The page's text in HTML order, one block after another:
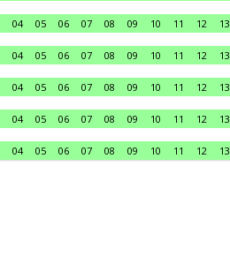
04 05 06 07 08 09 10 11 12 13
04 05 06 07 08 09 10 11 12 13
04 05 06 07 08 09 10 11 12 13
04 05 06 07 08 09 10 11 12 13
04 05 06 07 08 09 10 11 12 13